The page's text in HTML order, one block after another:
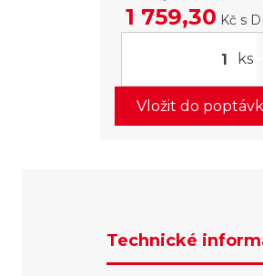
1 759,30 Kč s
ks
Vložit do
Technické